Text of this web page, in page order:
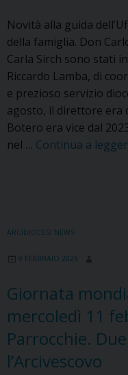
Novità alla guida
della famiglia. Don
Carla Sirch sono stati
Riccardo Lamba, di
e prezioso servizio
agosto, il direttore era
Botero era vice dal
nel … Continua a
ARCIDIOCESI NEWS
9 FEBBRAIO 2026
Giornata
mercoledì 11
Parrocchie.
l’Arcivescovo